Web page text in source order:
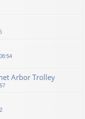
Arbor Trolley